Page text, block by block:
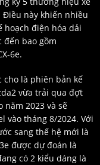
Điều này khiến nhiều
hoạch điện hóa dải
đến bao gồm
6e.
cho là phiên bản kế
vừa trải qua đợt
2023 và sẽ
vào tháng 8/2024. Với
sang thế hệ mới là
được dự đoán là
có 2 kiểu dáng là